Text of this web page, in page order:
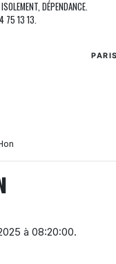
DÉPENDANCE.
75 13 13.
à 08:20:00.